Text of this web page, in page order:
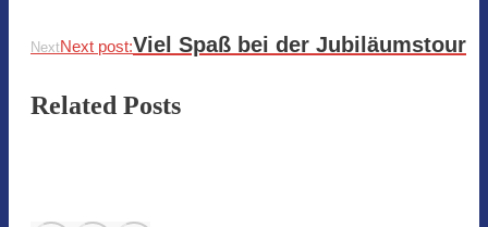
NextNext post:Viel Spaß bei der Jubiläumstour
Related Posts